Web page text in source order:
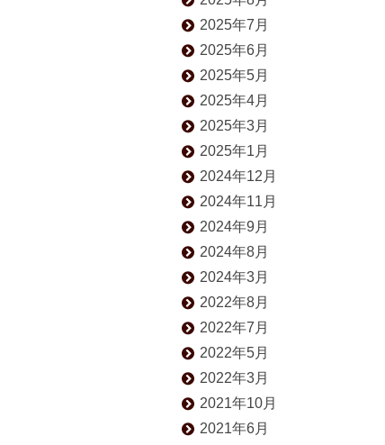
2025年7月
2025年6月
2025年5月
2025年4月
2025年3月
2025年1月
2024年12月
2024年11月
2024年9月
2024年8月
2024年3月
2022年8月
2022年7月
2022年5月
2022年3月
2021年10月
2021年6月